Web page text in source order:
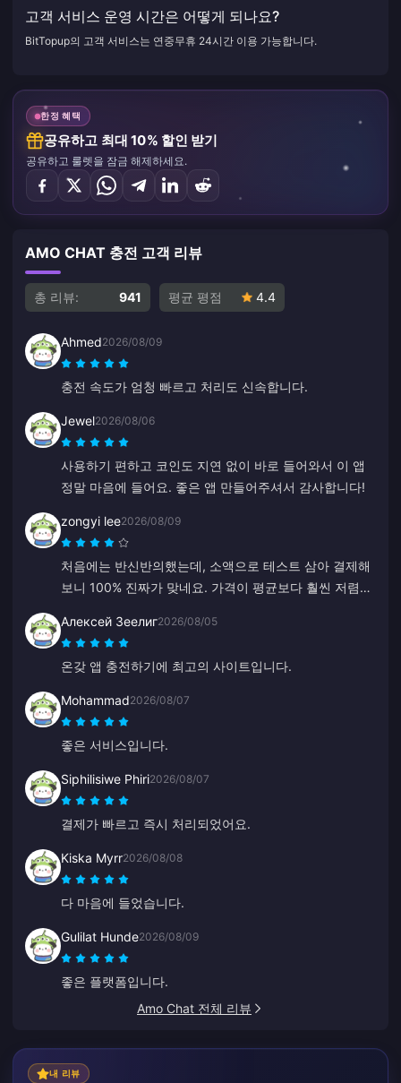
고객 서비스 운영 시간은 어떻게 되나요?
BitTopup의 고객 서비스는 연중무휴 24시간 이용 가능합니다.
한정 혜택
공유하고 최대 10% 할인 받기
공유하고 룰렛을 잠금 해제하세요.
AMO CHAT 충전 고객 리뷰
총 리뷰: 941 평균 평점 4.4
Ahmed2026/08/09
충전 속도가 엄청 빠르고 처리도 신속합니다.
Jewel2026/08/06
사용하기 편하고 코인도 지연 없이 바로 들어와서 이 앱
정말 마음에 들어요. 좋은 앱 만들어주셔서 감사합니다!
zongyi lee2026/08/09
처음에는 반신반의했는데, 소액으로 테스트 삼아 결제해
보니 100% 진짜가 맞네요. 가격이 평균보다 훨씬 저렴하
앞으로도 계속 여기만 이용할 예정입니다.
Алексей Зеелиг2026/08/05
온갖 앱 충전하기에 최고의 사이트입니다.
Mohammad2026/08/07
좋은 서비스입니다.
Siphilisiwe Phiri2026/08/07
결제가 빠르고 즉시 처리되었어요.
Kiska Myrr2026/08/08
다 마음에 들었습니다.
Gulilat Hunde2026/08/09
좋은 플랫폼입니다.
Amo Chat 전체 리뷰
내 리뷰